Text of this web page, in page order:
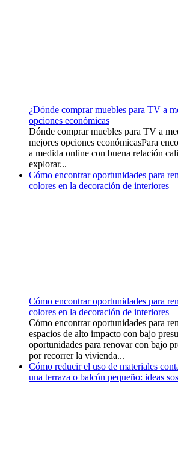
¿Dónde comprar muebles para TV a
opciones económicas
Dónde comprar muebles para TV a
mejores opciones económicasPara
a medida online con buena relación
explorar...
Cómo encontrar oportunidades para
colores en la decoración de interiores
Cómo encontrar oportunidades para
colores en la decoración de interiores
Cómo encontrar oportunidades para
espacios de alto impacto con bajo
oportunidades para renovar con bajo
por recorrer la vivienda...
Cómo reducir el uso de materiales
una terraza o balcón pequeño: ideas